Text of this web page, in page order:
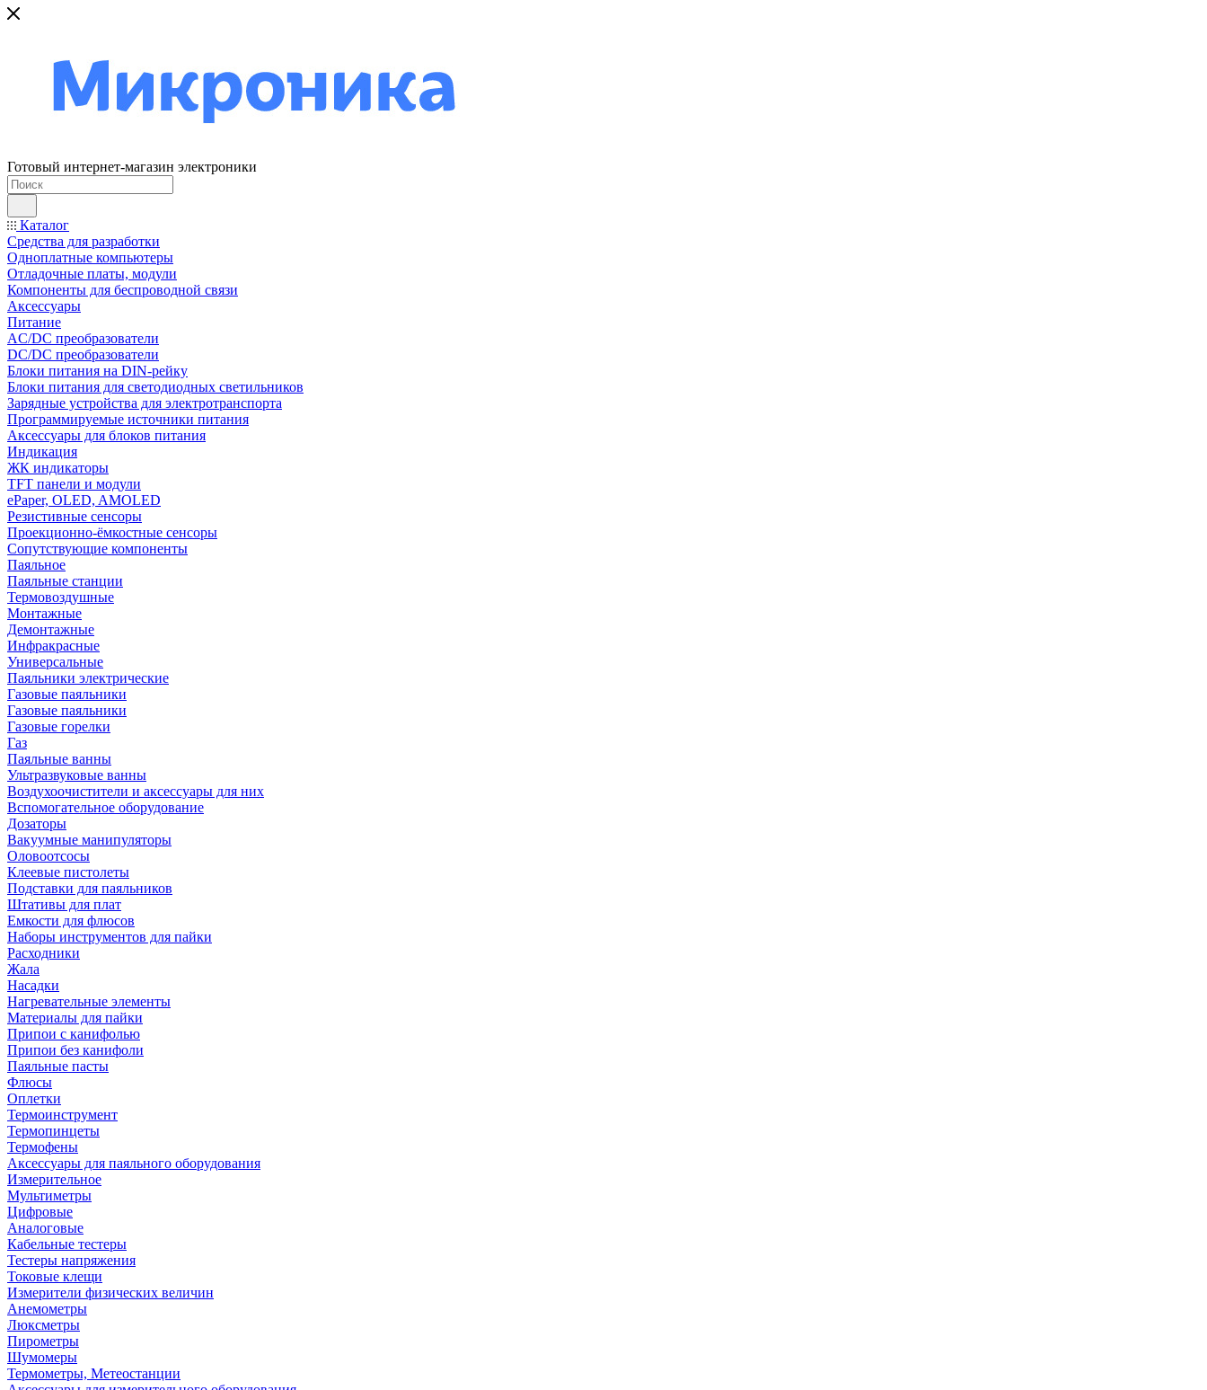
Готовый интернет-магазин электроники
Каталог
Средства для разработки
Одноплатные компьютеры
Отладочные платы, модули
Компоненты для беспроводной связи
Аксессуары
Питание
AC/DC преобразователи
DC/DC преобразователи
Блоки питания на DIN-рейку
Блоки питания для светодиодных светильников
Зарядные устройства для электротранспорта
Программируемые источники питания
Аксессуары для блоков питания
Индикация
ЖК индикаторы
TFT панели и модули
ePaper, OLED, AMOLED
Резистивные сенсоры
Проекционно-ёмкостные сенсоры
Сопутствующие компоненты
Паяльное
Паяльные станции
Термовоздушные
Монтажные
Демонтажные
Инфракрасные
Универсальные
Паяльники электрические
Газовые паяльники
Газовые паяльники
Газовые горелки
Газ
Паяльные ванны
Ультразвуковые ванны
Воздухоочистители и аксессуары для них
Вспомогательное оборудование
Дозаторы
Вакуумные манипуляторы
Оловоотсосы
Клеевые пистолеты
Подставки для паяльников
Штативы для плат
Емкости для флюсов
Наборы инструментов для пайки
Расходники
Жала
Насадки
Нагревательные элементы
Материалы для пайки
Припои с канифолью
Припои без канифоли
Паяльные пасты
Флюсы
Оплетки
Термоинструмент
Термопинцеты
Термофены
Аксессуары для паяльного оборудования
Измерительное
Мультиметры
Цифровые
Аналоговые
Кабельные тестеры
Тестеры напряжения
Токовые клещи
Измерители физических величин
Анемометры
Люксметры
Пирометры
Шумомеры
Термометры, Метеостанции